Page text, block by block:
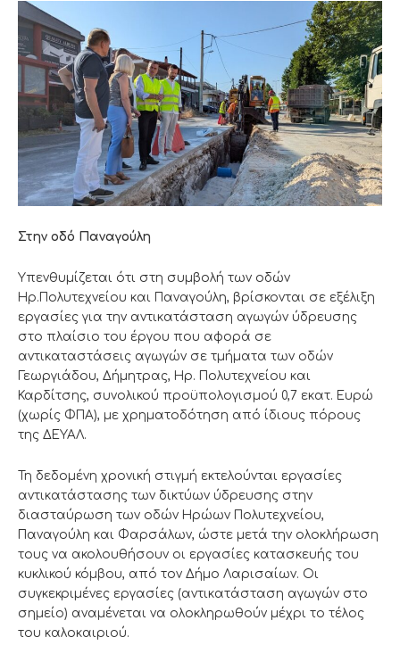
Στην οδό Παναγούλη
Υπενθυμίζεται ότι στη συμβολή των οδών
Ηρ.Πολυτεχνείου και Παναγούλη, βρίσκονται σε εξέλιξη
εργασίες για την αντικατάσταση αγωγών ύδρευσης
στο πλαίσιο του έργου που αφορά σε
αντικαταστάσεις αγωγών σε τμήματα των οδών
Γεωργιάδου, Δήμητρας, Ηρ. Πολυτεχνείου και
Καρδίτσης, συνολικού προϋπολογισμού 0,7 εκατ. Ευρώ
(χωρίς ΦΠΑ), με χρηματοδότηση από ίδιους πόρους
της ΔΕΥΑΛ.
Τη δεδομένη χρονική στιγμή εκτελούνται εργασίες
αντικατάστασης των δικτύων ύδρευσης στην
διασταύρωση των οδών Ηρώων Πολυτεχνείου,
Παναγούλη και Φαρσάλων, ώστε μετά την ολοκλήρωση
τους να ακολουθήσουν οι εργασίες κατασκευής του
κυκλικού κόμβου, από τον Δήμο Λαρισαίων. Οι
συγκεκριμένες εργασίες (αντικατάσταση αγωγών στο
σημείο) αναμένεται να ολοκληρωθούν μέχρι το τέλος
του καλοκαιριού.